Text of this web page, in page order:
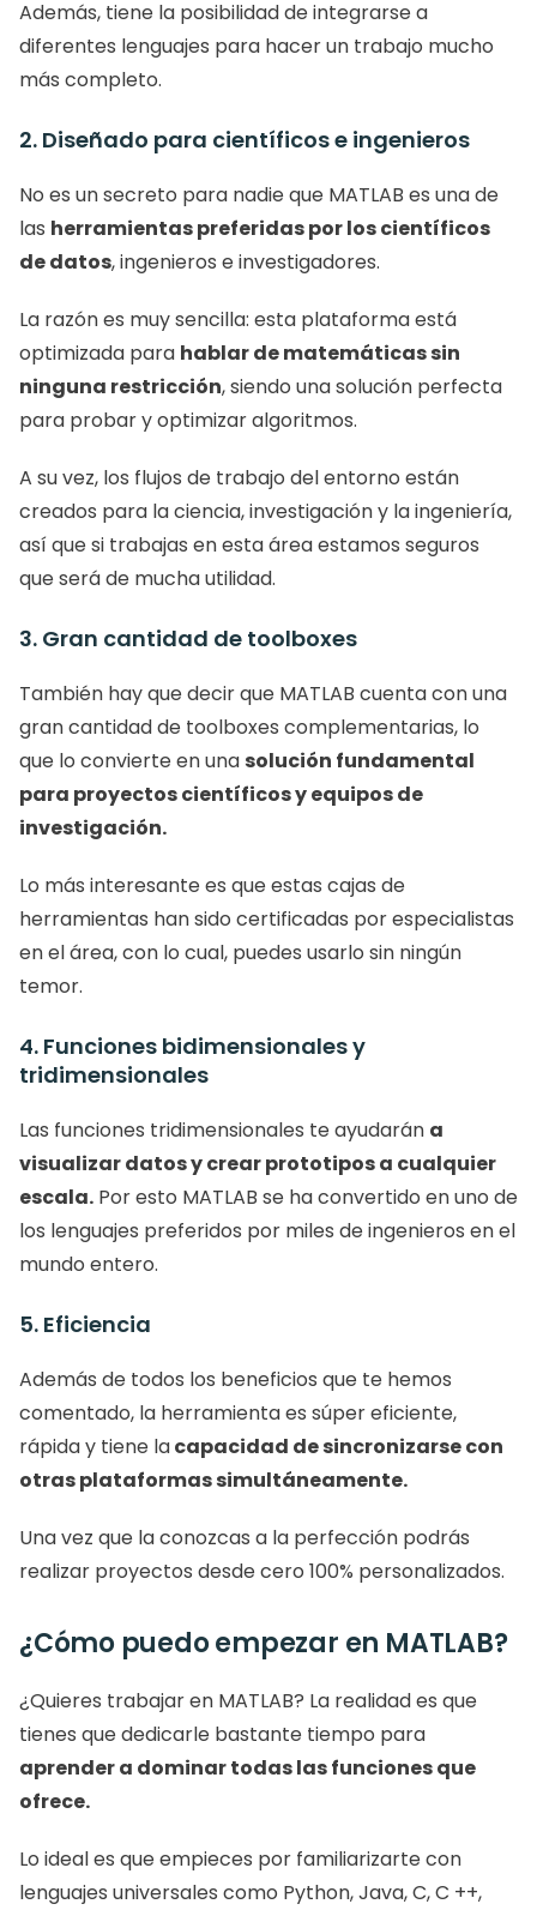
Además, tiene la posibilidad de integrarse a
diferentes lenguajes para hacer un trabajo mucho
más completo.
2. Diseñado para científicos e ingenieros
No es un secreto para nadie que MATLAB es una de
las herramientas preferidas por los científicos
de datos, ingenieros e investigadores.
La razón es muy sencilla: esta plataforma está
optimizada para hablar de matemáticas sin
ninguna restricción, siendo una solución perfecta
para probar y optimizar algoritmos.
A su vez, los flujos de trabajo del entorno están
creados para la ciencia, investigación y la ingeniería,
así que si trabajas en esta área estamos seguros
que será de mucha utilidad.
3. Gran cantidad de toolboxes
También hay que decir que MATLAB cuenta con una
gran cantidad de toolboxes complementarias, lo
que lo convierte en una solución fundamental
para proyectos científicos y equipos de
investigación.
Lo más interesante es que estas cajas de
herramientas han sido certificadas por especialistas
en el área, con lo cual, puedes usarlo sin ningún
temor.
4. Funciones bidimensionales y
tridimensionales
Las funciones tridimensionales te ayudarán a
visualizar datos y crear prototipos a cualquier
escala. Por esto MATLAB se ha convertido en uno de
los lenguajes preferidos por miles de ingenieros en el
mundo entero.
5. Eficiencia
Además de todos los beneficios que te hemos
comentado, la herramienta es súper eficiente,
rápida y tiene la capacidad de sincronizarse con
otras plataformas simultáneamente.
Una vez que la conozcas a la perfección podrás
realizar proyectos desde cero 100% personalizados.
¿Cómo puedo empezar en MATLAB?
¿Quieres trabajar en MATLAB? La realidad es que
aprender a dominar todas las funciones que
ofrece.
Lo ideal es que empieces por familiarizarte con
lenguajes universales como Python, Java, C, C ++,